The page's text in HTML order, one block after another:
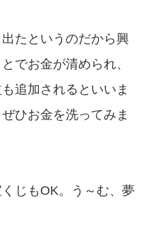
たというのだから興
でお金が清められ、
追加されるといいま
ひお金を洗ってみま
じもOK。う～む、夢